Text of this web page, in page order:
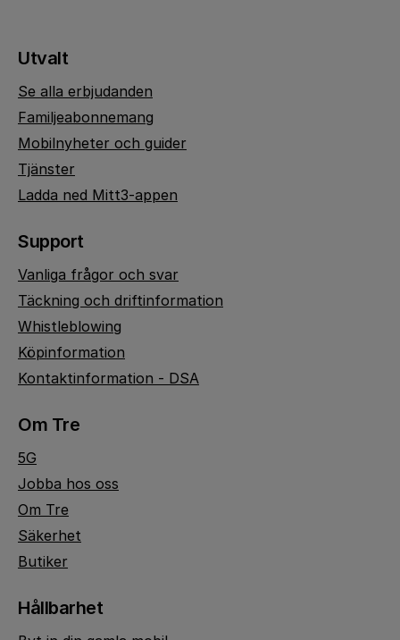
Utvalt
Se alla erbjudanden
Familjeabonnemang
Mobilnyheter och guider
Tjänster
Ladda ned Mitt3-appen
Support
Vanliga frågor och svar
Täckning och driftinformation
Whistleblowing
Köpinformation
Kontaktinformation - DSA
Om Tre
5G
Jobba hos oss
Om Tre
Säkerhet
Butiker
Hållbarhet